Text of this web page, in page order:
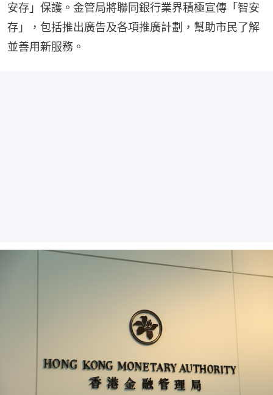
安存」保護。金管局將聯同銀行業界積極宣傳「智安
存」，包括推出廣告及各項推廣計劃，幫助市民了解
並善用新服務。